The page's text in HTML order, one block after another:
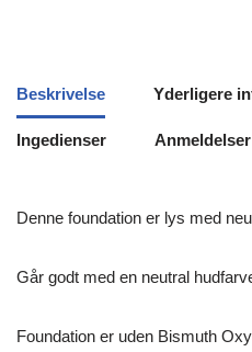
Beskrivelse Yderligere
Ingedienser
Denne foundation er lys med
Går godt med en neutral
Foundation er uden Bismuth